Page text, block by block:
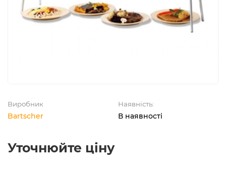
Виробник
Bartscher
Наявність:
В наявності
Уточнюйте ціну